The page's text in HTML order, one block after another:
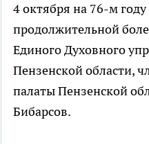
4 октября на 76-м
продолжительной
Единого Духовного
Пензенской области,
палаты Пензенской
Бибарсов.